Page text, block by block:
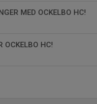
MED OCKELBO HC!
OCKELBO HC!